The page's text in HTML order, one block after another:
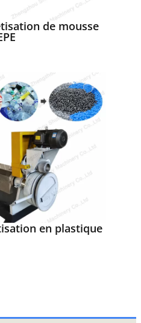
de mousse
en plastique